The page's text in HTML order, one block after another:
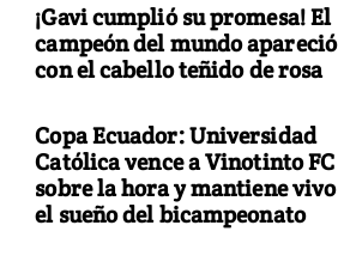
¡Gavi cumplió su promesa! El
campeón del mundo apareció
con el cabello teñido de rosa
Copa Ecuador: Universidad
Católica vence a Vinotinto FC
sobre la hora y mantiene vivo
el sueño del bicampeonato